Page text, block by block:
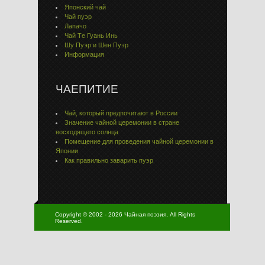
Японский чай
Чай пуэр
Лапачо
Чай Тe Гуaнь Инь
Шу Пуэр и Шен Пуэр
Информация
ЧАЕПИТИЕ
Чай, который предпочитают в России
Значение чайной церемонии в стране
восходящего солнца
Помещение для проведения чайной церемонии в
Японии
Как правильно заварить пуэр
Copyright © 2002 - 2026 Чайная поэзия, All Rights
Reserved.